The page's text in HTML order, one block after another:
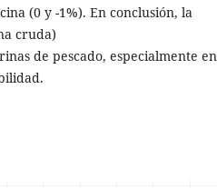
(0 y -1%). En conclusión, la
cruda)
de pescado, especialmente en